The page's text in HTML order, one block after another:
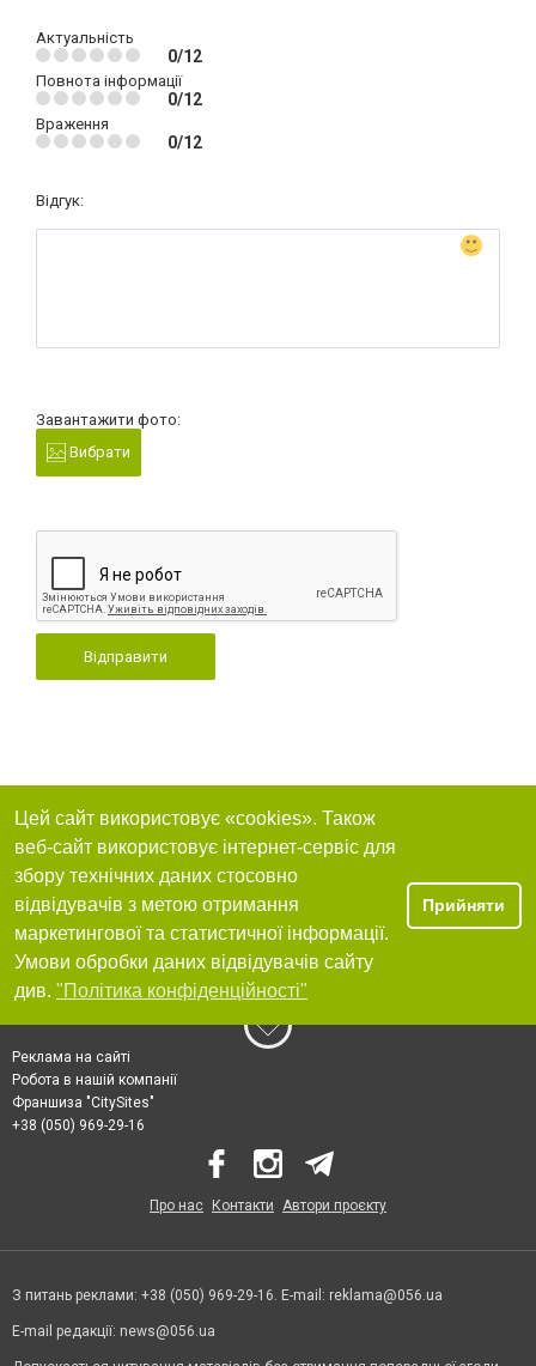
Актуальність
0/12
Повнота інформації
0/12
Враження
0/12
Відгук:
Завантажити фото:
Вибрати
Відправити
Цей сайт використовує «cookies». Також
веб-сайт використовує інтернет-сервіс для
збору технічних даних стосовно
відвідувачів з метою отримання
маркетингової та статистичної інформації.
Умови обробки даних відвідувачів сайту
див. "Політика конфіденційності"
Прийняти
Реклама на сайті
Робота в нашій компанії
Франшиза "CitySites"
+38 (050) 969-29-16
Про нас Контакти Автори проєкту
З питань реклами: +38 (050) 969-29-16. E-mail: reklama@056.ua
E-mail редакції: news@056.ua